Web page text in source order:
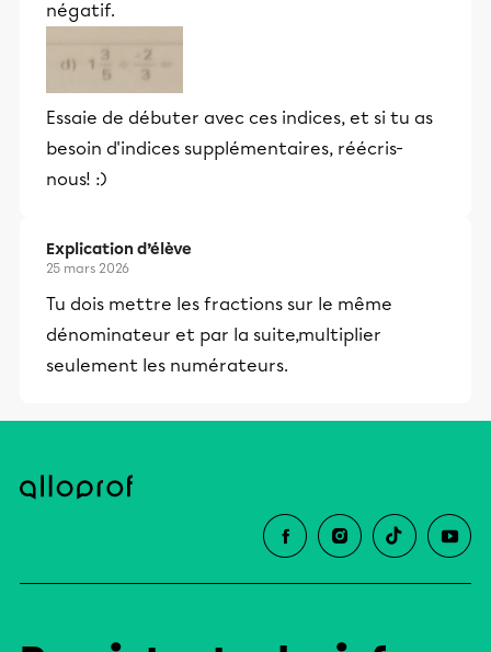
négatif.
Essaie de débuter avec ces indices, et si tu as
besoin d'indices supplémentaires, réécris-
nous! :)
Explication d’élève
25 mars 2026
Tu dois mettre les fractions sur le même
dénominateur et par la suite,multiplier
seulement les numérateurs.